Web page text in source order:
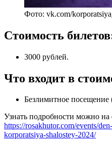
Фото: vk.com/
Стоимость
3000 рублей.
Что входит в
Безлимитное посещение
Узнать подробности можно на
https://rosakhutor.com/events/
korporatsiya-shalostey-2024/